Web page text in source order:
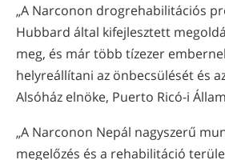
„A Narconon drogrehabilitációs
Hubbard által kifejlesztett
meg, és már több tízezer
helyreállítani az önbecsülését és
Alsóház elnöke, Puerto Ricó-i
„A Narconon Nepál nagyszerű
megelőzés és a rehabilitáció